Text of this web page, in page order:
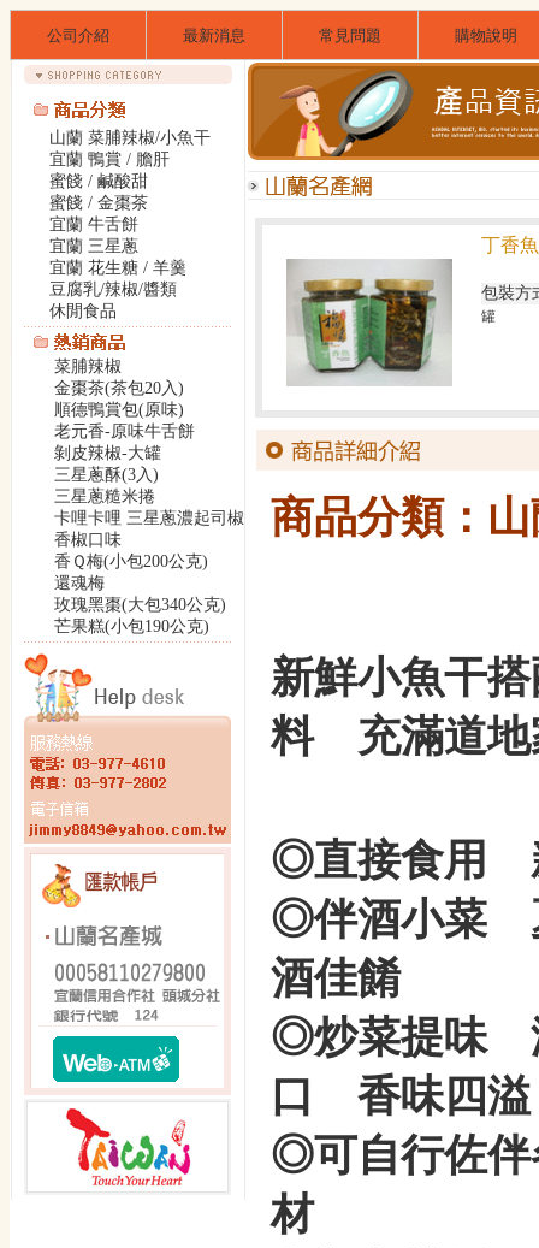
公司介紹 最新消息 常見問題 購物說明
山蘭 菜脯辣椒/小魚干
宜蘭 鴨賞 / 膽肝
蜜餞 / 鹹酸甜
蜜餞 / 金棗茶
宜蘭 牛舌餅
宜蘭 三星蔥
宜蘭 花生糖 / 羊羹
豆腐乳/辣椒/醬類
休閒食品
菜脯辣椒
金棗茶(茶包20入)
順德鴨賞包(原味)
老元香-原味牛舌餅
剝皮辣椒-大罐
三星蔥酥(3入)
三星蔥糙米捲
卡哩卡哩 三星蔥濃起司椒
香椒口味
香Ｑ梅(小包200公克)
還魂梅
玫瑰黑棗(大包340公克)
芒果糕(小包190公克)
丁香魚
包裝方
罐
商品分類：
新鮮小魚干
料 充滿道地
◎直接食用
◎伴酒小菜
酒佳餚
◎炒菜提味
口 香味四溢
◎可自行佐
材